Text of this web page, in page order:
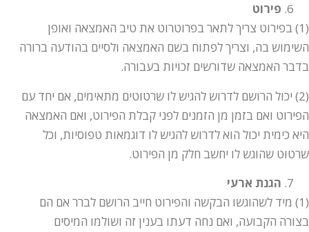
פירוט
(1) בפירוט צריך לתאר בפרוטרוט את טיב האמצאה ואופן
השימוש בה, וצריך לפתוח בשם האמצאה ולסיים בהודעה ברורה
בדבר האמצאה שדורשים זכויות בעבורה.
(2) יכול הרושם לדרוש להגיש לו שרטוטים מתאימים, אם יחד עם
הפירוט ואם בזמן מן הזמנים לפני קבלת הפירוט, ואם האמצאה
היא כימית יכול הוא לדרוש להגיש לו דוגמאות טפוסיות, וכל
שרטוט שהוגש לו יחשב חלק מן הפירוט.
הגנת ארעי
(1) מיד לשהוגשו הבקשה והפירוט חייב הרושם לברר אם הם
בצורה הקבועה, ואם נחה דעתו בענין זה ושולמו המיסים